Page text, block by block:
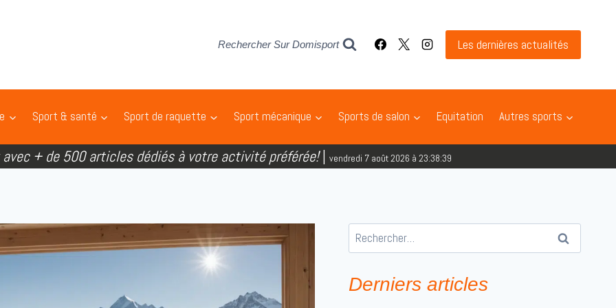
Rechercher Sur Domisport Les dernières actualités
Sport & santé Sport de raquette Sport mécanique Sports de salon Equitation Autres sports
+ de 500 articles dédiés à votre activité préférée!| vendredi 7 août 2026 à 23:38:40
Rechercher :
Derniers articles